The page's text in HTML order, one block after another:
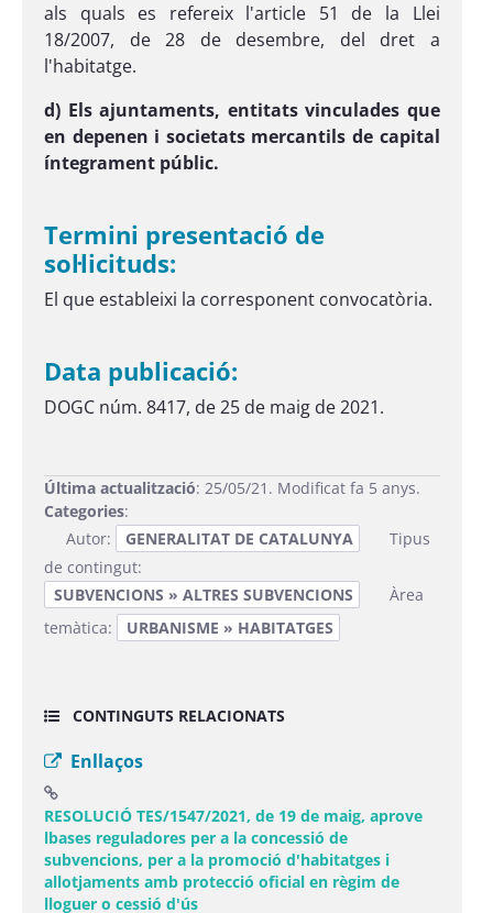
als quals es refereix l'article 51 de la Llei
18/2007, de 28 de desembre, del dret a
l'habitatge.
d) Els ajuntaments, entitats vinculades que
en depenen i societats mercantils de capital
íntegrament públic.
Termini presentació de
sol·licituds:
El que estableixi la corresponent convocatòria.
Data publicació:
DOGC núm. 8417, de 25 de maig de 2021.
Última actualització: 25/05/21. Modificat fa 5 anys.
Categories:
Autor:
GENERALITAT DE CATALUNYA
Tipus
de contingut:
SUBVENCIONS » ALTRES SUBVENCIONS
Àrea
temàtica:
URBANISME » HABITATGES
CONTINGUTS RELACIONATS
Enllaços
RESOLUCIÓ TES/1547/2021, de 19 de maig, aprove
lbases reguladores per a la concessió de
subvencions, per a la promoció d'habitatges i
allotjaments amb protecció oficial en règim de
lloguer o cessió d'ús(Obre una finestra nova)